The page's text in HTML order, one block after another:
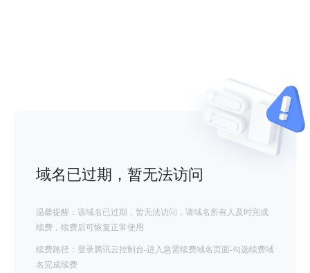
域名已过期，暂无法访问
温馨提醒：该域名已过期，暂无法访问，请域名所有人及时完成
续费，续费后可恢复正常使用
续费路径：登录腾讯云控制台-进入急需续费域名页面-勾选续费域
名完成续费